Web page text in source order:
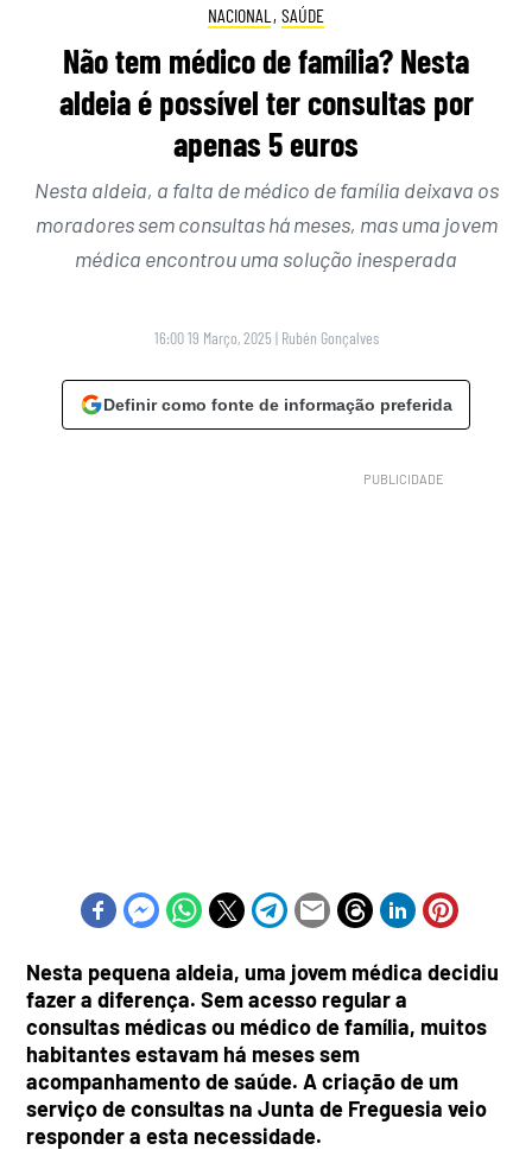
NACIONAL , SAÚDE
Não tem médico de família? Nesta
aldeia é possível ter consultas por
apenas 5 euros
Nesta aldeia, a falta de médico de família deixava os
moradores sem consultas há meses, mas uma jovem
médica encontrou uma solução inesperada
16:00 19 Março, 2025 | Rubén Gonçalves
Definir como fonte de informação preferida
Nesta pequena aldeia, uma jovem médica decidiu
fazer a diferença. Sem acesso regular a
consultas médicas ou médico de família, muitos
habitantes estavam há meses sem
acompanhamento de saúde. A criação de um
serviço de consultas na Junta de Freguesia veio
responder a esta necessidade.